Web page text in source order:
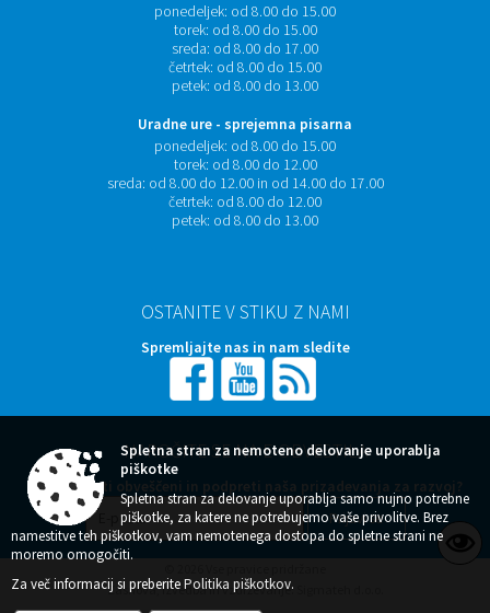
ponedeljek: od 8.00 do 15.00
torek: od 8.00 do 15.00
sreda: od 8.00 do 17.00
četrtek: od 8.00 do 15.00
petek: od 8.00 do 13.00
Uradne ure - sprejemna pisarna
ponedeljek: od 8.00 do 15.00
torek: od 8.00 do 12.00
sreda: od 8.00 do 12.00 in od 14.00 do 17.00
četrtek: od 8.00 do 12.00
petek: od 8.00 do 13.00
OSTANITE V STIKU Z NAMI
Spremljajte nas in nam sledite
NAROČITE SE NA E-OBVESTILA
Želite ostati obveščeni in podpreti naša prizadevanja za razvoj?
Zasnova, izvedba in vzdrževanje: Sigmateh d.o.o.
Spletna stran za nemoteno delovanje uporablja
piškotke
Spletna stran za delovanje uporablja samo nujno potrebne
piškotke, za katere ne potrebujemo vaše privolitve. Brez
namestitve teh piškotkov, vam nemotenega dostopa do spletne strani ne
moremo omogočiti.
Za več informacij si preberitePolitika piškotkov.